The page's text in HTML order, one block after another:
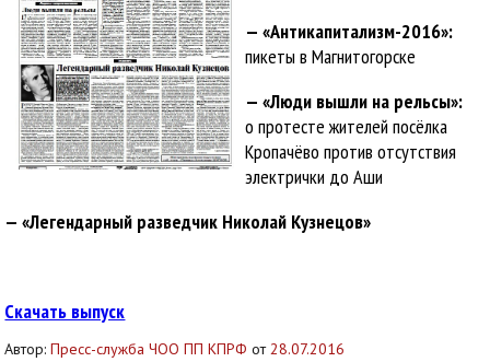
— «Антикапитализм-2016»:
пикеты в Магнитогорске
— «Люди вышли на рельсы»:
о протесте жителей посёлка
Кропачёво против отсутствия
электрички до Аши
— «Легендарный разведчик Николай Кузнецов»
Скачать выпуск
Автор:Пресс-служба ЧОО ПП КПРФ от28.07.2016